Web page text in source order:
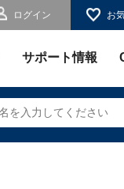
ログイン お
サポート情報